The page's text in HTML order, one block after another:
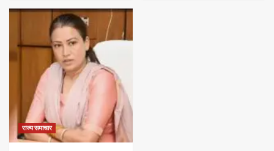
राज्य समाचार